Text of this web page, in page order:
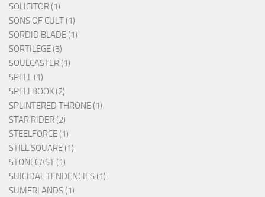
SOLICITOR (1)
SONS OF CULT (1)
SORDID BLADE (1)
SORTILEGE (3)
SOULCASTER (1)
SPELL (1)
SPELLBOOK (2)
SPLINTERED THRONE (1)
STAR RIDER (2)
STEELFORCE (1)
STILL SQUARE (1)
STONECAST (1)
SUICIDAL TENDENCIES (1)
SUMERLANDS (1)